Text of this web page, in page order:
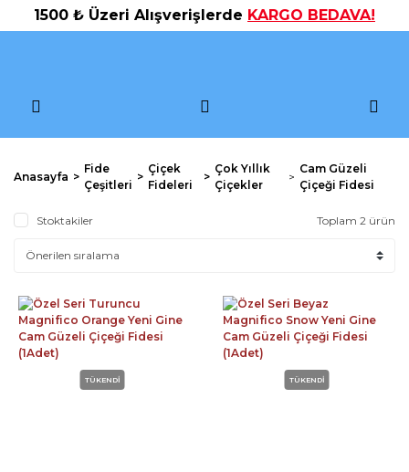
1500 ₺ Üzeri Alışverişlerde KARGO BEDAVA!
Anasayfa
Fide
Çeşitleri
Çiçek
Fideleri
Çok Yıllık
Çiçekler
Cam Güzeli
Çiçeği Fidesi
Stoktakiler Toplam 2 ürün
TÜKENDİ TÜKENDİ